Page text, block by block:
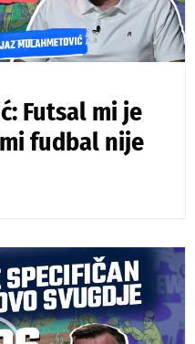
Futsal mi je
fudbal nije